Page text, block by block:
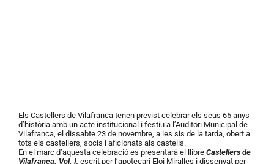
Els Castellers de Vilafranca tenen previst celebrar els seus 65 anys
d’història amb un acte institucional i festiu a l’Auditori Municipal de
Vilafranca, el dissabte 23 de novembre, a les sis de la tarda, obert a
tots els castellers, socis i aficionats als castells.
En el marc d’aquesta celebració es presentarà el llibre Castellers de
Vilafranca. Vol. I, escrit per l’apotecari Eloi Miralles i dissenyat per